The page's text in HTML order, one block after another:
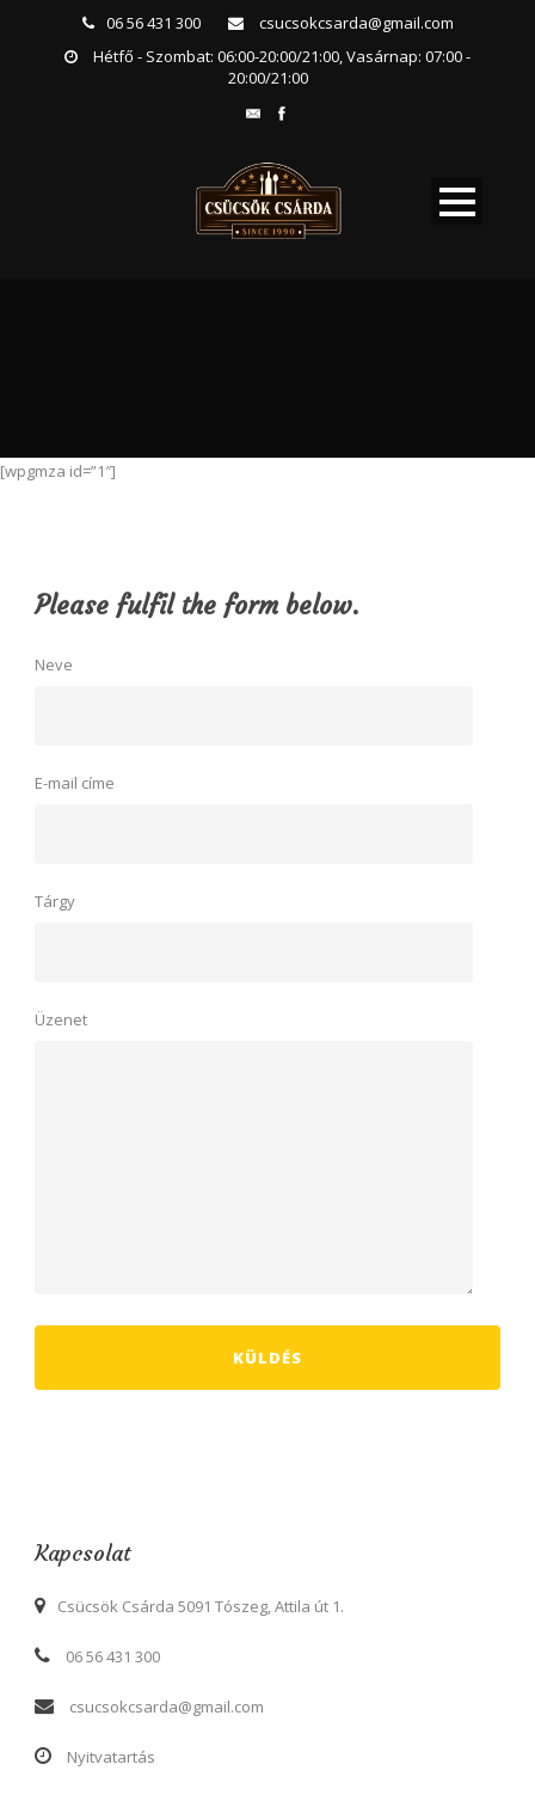
06 56 431 300
csucsokcsarda@gmail.com
Hétfő - Szombat: 06:00-20:00/21:00, Vasárnap: 07:00 -
20:00/21:00
[wpgmza id=”1″]
Please fulfil the form below.
Neve
E-mail címe
Tárgy
Üzenet
Kapcsolat
Csücsök Csárda 5091 Tószeg, Attila út 1.
06 56 431 300
csucsokcsarda@gmail.com
Nyitvatartás